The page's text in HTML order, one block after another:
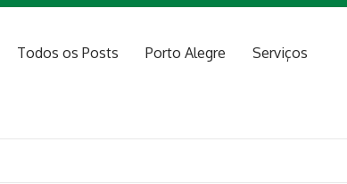
Todos os Posts Porto Alegre Serviços